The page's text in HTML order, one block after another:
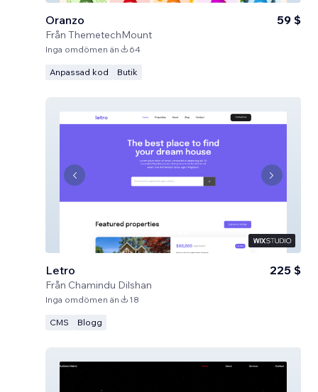
Oranzo
Från ThemetechMount
59 $
Inga omdömen än 64
Anpassad kod Butik
Letro
Från Chamindu Dilshan
225 $
Inga omdömen än 18
CMS Blogg